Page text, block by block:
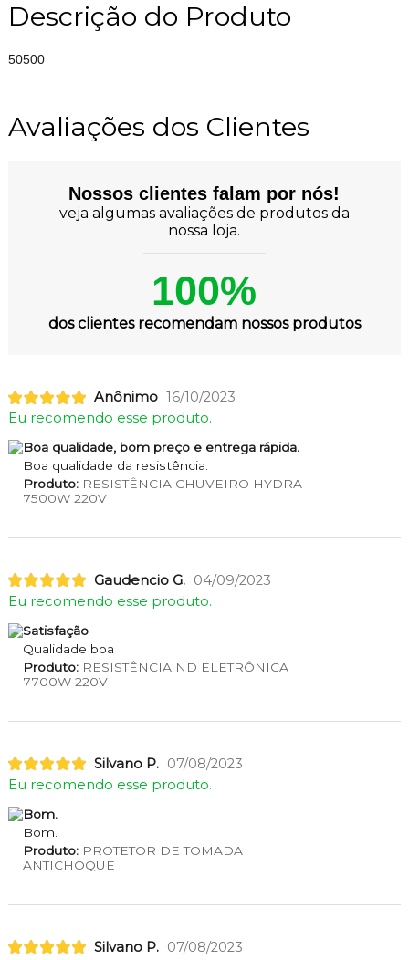
Descrição do Produto
50500
Avaliações dos Clientes
Nossos clientes falam por nós!
veja algumas avaliações de produtos da
nossa loja.
100%
dos clientes recomendam nossos produtos
Anônimo 16/10/2023
Eu recomendo esse produto.
Boa qualidade, bom preço e entrega rápida.
Boa qualidade da resistência.
Produto:RESISTÊNCIA CHUVEIRO HYDRA
7500W 220V
Gaudencio G. 04/09/2023
Eu recomendo esse produto.
Satisfação
Qualidade boa
Produto:RESISTÊNCIA ND ELETRÔNICA
7700W 220V
Silvano P. 07/08/2023
Eu recomendo esse produto.
Bom.
Bom.
Produto:PROTETOR DE TOMADA
ANTICHOQUE
Silvano P. 07/08/2023